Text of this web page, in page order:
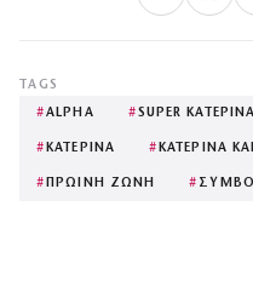
TAGS
#ALPHA #SUPER ΚΑΤΕΡΙΝΑ
# ΚΑΤΕΡΙΝΑ # ΚΑΤΕΡΙΝΑ
# ΠΡΩΙΝΗ ΖΩΝΗ #